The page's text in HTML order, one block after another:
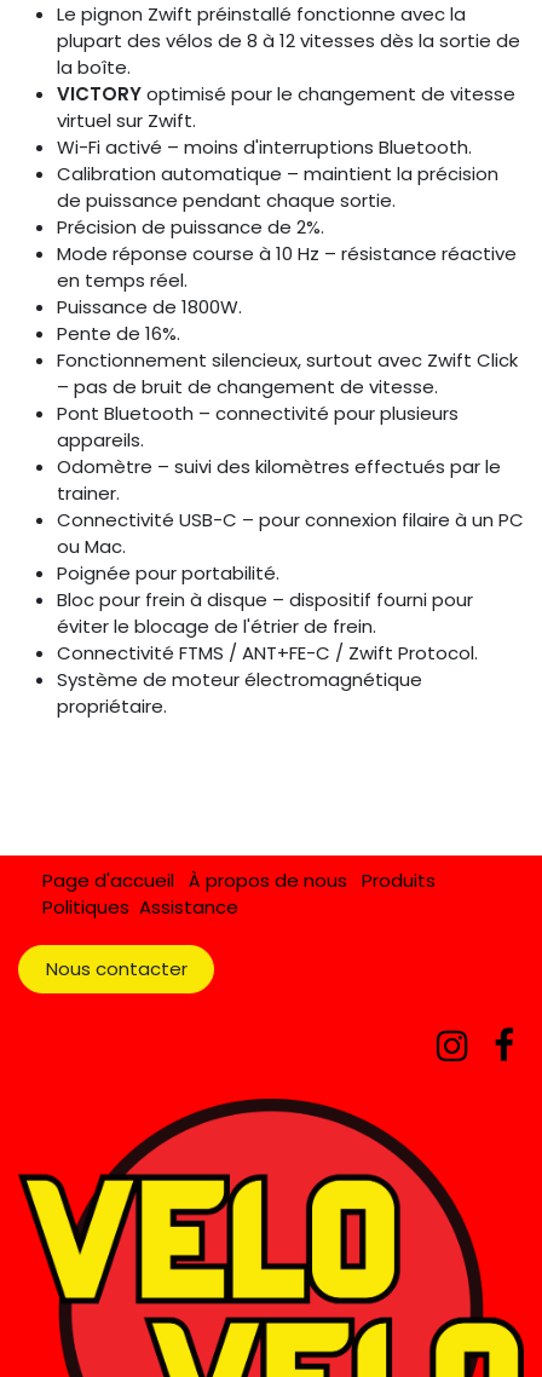
Le pignon Zwift préinstallé fonctionne avec la
plupart des vélos de 8 à 12 vitesses dès la sortie de
la boîte.
VICTORYoptimisé pour le changement de vitesse
virtuel sur Zwift.
Wi-Fi activé – moins d'interruptions Bluetooth.
Calibration automatique – maintient la précision
de puissance pendant chaque sortie.
Précision de puissance de 2%.
Mode réponse course à 10 Hz – résistance réactive
en temps réel.
Puissance de 1800W.
Pente de 16%.
Fonctionnement silencieux, surtout avec Zwift Click
– pas de bruit de changement de vitesse.
Pont Bluetooth – connectivité pour plusieurs
appareils.
Odomètre – suivi des kilomètres effectués par le
trainer.
Connectivité USB-C – pour connexion filaire à un PC
ou Mac.
Poignée pour portabilité.
Bloc pour frein à disque – dispositif fourni pour
éviter le blocage de l'étrier de frein.
Connectivité FTMS / ANT+FE-C / Zwift Protocol.
Système de moteur électromagnétique
propriétaire.
Page d'accueil À propos de nous
Produits
Politiques Assistance
Nous contacter​​​​​​